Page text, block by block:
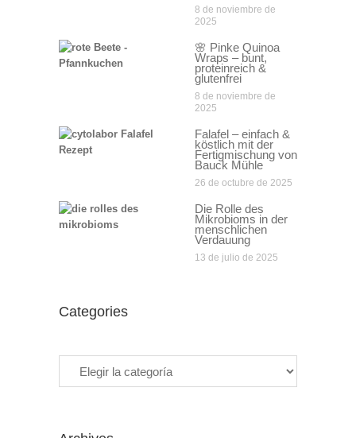
8 de noviembre de
2025
🌸 Pinke Quinoa
Wraps – bunt,
proteinreich &
glutenfrei
8 de noviembre de
2025
Falafel – einfach &
köstlich mit der
Fertigmischung von
Bauck Mühle
26 de octubre de 2025
Die Rolle des
Mikrobioms in der
menschlichen
Verdauung
13 de julio de 2025
Categories